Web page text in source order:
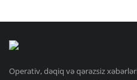
Operativ, dəqiq və qərəzsiz